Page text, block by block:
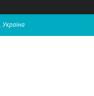
Україна